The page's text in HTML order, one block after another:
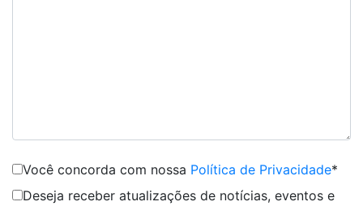
Você concorda com nossa Política de Privacidade*
Deseja receber atualizações de notícias, eventos e